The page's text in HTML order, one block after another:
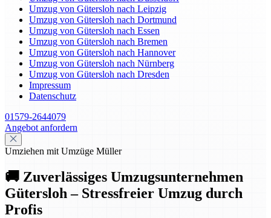
Umzug von Gütersloh nach Leipzig
Umzug von Gütersloh nach Dortmund
Umzug von Gütersloh nach Essen
Umzug von Gütersloh nach Bremen
Umzug von Gütersloh nach Hannover
Umzug von Gütersloh nach Nürnberg
Umzug von Gütersloh nach Dresden
Impressum
Datenschutz
01579-2644079
Angebot anfordern
Umziehen mit Umzüge Müller
🚚 Zuverlässiges Umzugsunternehmen
Gütersloh – Stressfreier Umzug durch
Profis